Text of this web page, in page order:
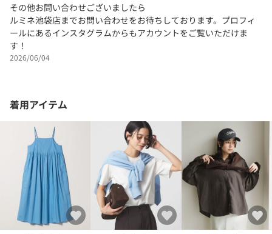
その他お問い合わせございましたら
ルミネ池袋店までお問い合わせをお待ちしております。プロフィ
ールにあるインスタグラムからもアカウントをご覧いただけま
す！
2026/06/04
着用アイテム